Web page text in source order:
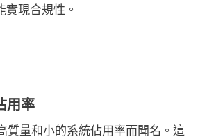
現合規性。
用率
質量和小的系統佔用率而聞名。這